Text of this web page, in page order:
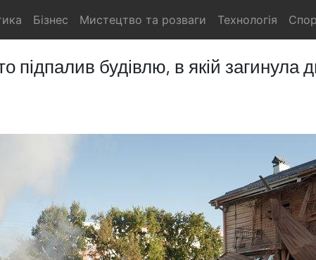
Бізнес Мистецтво та розваги Технологія
підпалив будівлю, в якій загинула